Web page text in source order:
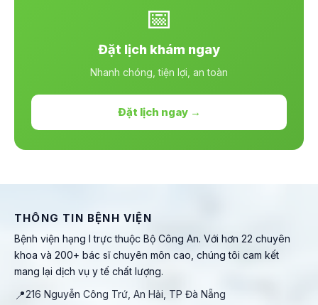
📅
Đặt lịch khám ngay
Nhanh chóng, tiện lợi, an toàn
Đặt lịch ngay →
THÔNG TIN BỆNH VIỆN
Bệnh viện hạng I trực thuộc Bộ Công An. Với hơn 22 chuyên
khoa và 200+ bác sĩ chuyên môn cao, chúng tôi cam kết
mang lại dịch vụ y tế chất lượng.
📍216 Nguyễn Công Trứ, An Hải, TP Đà Nẵng